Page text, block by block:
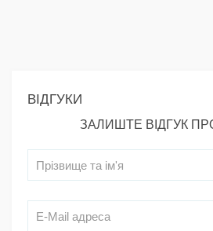
ВІДГУКИ
ЗАЛИШТЕ ВІДГУК